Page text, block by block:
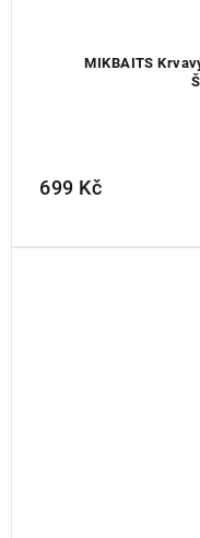
MIKBAITS
699 Kč